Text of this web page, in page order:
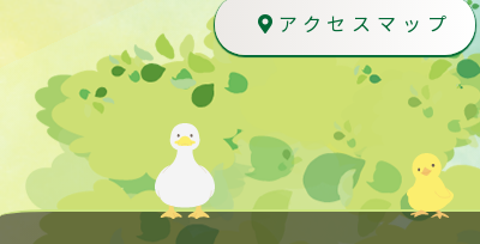
アクセスマップ